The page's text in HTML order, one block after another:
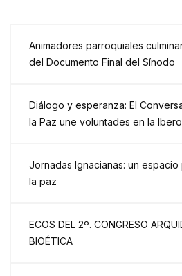
Animadores parroquiales
del Documento Final del Sínodo
Diálogo y esperanza: El
la Paz une voluntades en la
Jornadas Ignacianas: un
la paz
ECOS DEL 2º. CONGRESO
BIOÉTICA